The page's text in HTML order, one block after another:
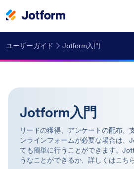
ユーザーガイド Jotform入門
Jotform入門
リードの獲得、アンケートの配布、
ンラインフォームが必要な場合は、
ても簡単に行うことができます。
うなことができるか、詳しくはこち